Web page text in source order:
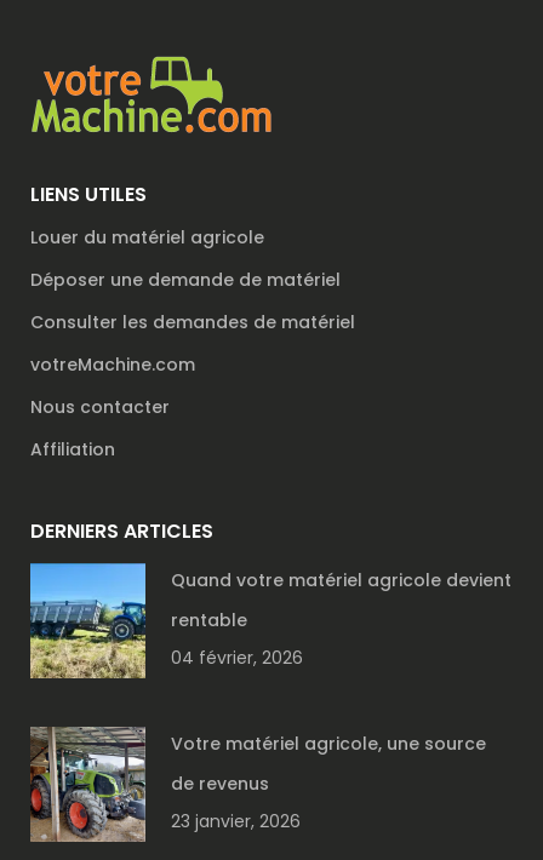
LIENS UTILES
Louer du matériel agricole
Déposer une demande de matériel
Consulter les demandes de matériel
votreMachine.com
Nous contacter
Affiliation
DERNIERS ARTICLES
Quand votre matériel agricole devient
rentable
04 février, 2026
Votre matériel agricole, une source
de revenus
23 janvier, 2026